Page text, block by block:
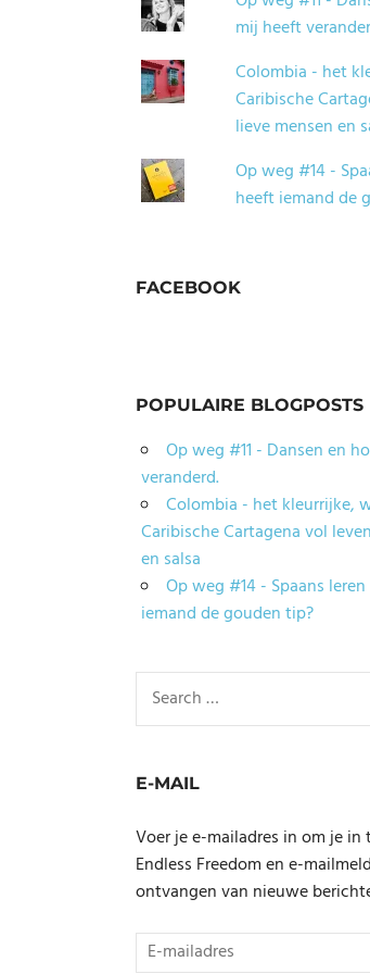
mij heeft
Colombia - het
Caribische
lieve mensen en
Op weg #14 -
heeft iemand de
FACEBOOK
POPULAIRE BLOGPOSTS
Op weg #11 - Dansen en
veranderd.
Colombia - het kleurrijke,
Caribische Cartagena vol
en salsa
Op weg #14 - Spaans
iemand de gouden tip?
for:
E-MAIL
Voer je e-mailadres in om je
Endless Freedom en e-
ontvangen van nieuwe
E-